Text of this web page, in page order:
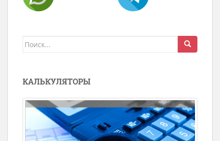
Поиск
КАЛЬКУЛЯТОРЫ